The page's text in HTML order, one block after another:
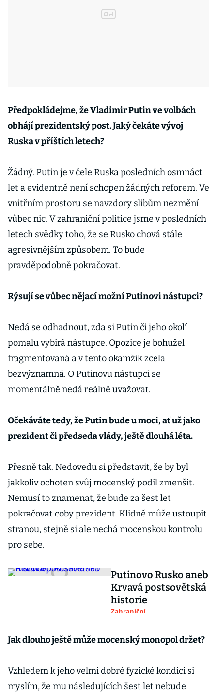
Předpokládejme, že Vladimir Putin ve volbách
obhájí prezidentský post. Jaký čekáte vývoj
Ruska v příštích letech?
Žádný. Putin je v čele Ruska posledních osmnáct
let a evidentně není schopen žádných reforem. Ve
vnitřním prostoru se navzdory slibům nezmění
vůbec nic. V zahraniční politice jsme v posledních
letech svědky toho, že se Rusko chová stále
agresivnějším způsobem. To bude
pravděpodobně pokračovat.
Rýsují se vůbec nějací možní Putinovi nástupci?
Nedá se odhadnout, zda si Putin či jeho okolí
pomalu vybírá nástupce. Opozice je bohužel
fragmentovaná a v tento okamžik zcela
bezvýznamná. O Putinovu nástupci se
momentálně nedá reálně uvažovat.
Očekáváte tedy, že Putin bude u moci, ať už jako
prezident či předseda vlády, ještě dlouhá léta.
Přesně tak. Nedovedu si představit, že by byl
jakkoliv ochoten svůj mocenský podíl zmenšit.
Nemusí to znamenat, že bude za šest let
pokračovat coby prezident. Klidně může ustoupit
stranou, stejně si ale nechá mocenskou kontrolu
pro sebe.
Putinovo Rusko aneb
Krvavá postsovětská
historie
Zahraniční
Jak dlouho ještě může mocenský monopol držet?
Vzhledem k jeho velmi dobré fyzické kondici si
myslím, že mu následujících šest let nebude